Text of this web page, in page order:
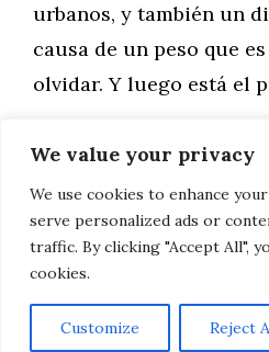
We value your privacy
We use cookies to enhance
serve personalized ads or
traffic. By clicking "Accept All",
cookies.
Customize Reject
urbanos, y también un
causa de un peso que
olvidar. Y luego está el
Categorías
Motor
La historia de SEAT
PRUEBA PEUGEOT
AVISO LEGAL, POLITICA DE